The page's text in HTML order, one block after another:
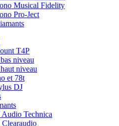
Musical Fidelity
Pro-Ject
T4P
niveau
niveau
et 78t
DJ
Technica